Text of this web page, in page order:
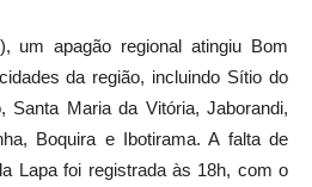
um apagão regional atingiu Bom
da região, incluindo Sítio do
Santa Maria da Vitória, Jaborandi,
Boquira e Ibotirama. A falta de
Lapa foi registrada às 18h, com o